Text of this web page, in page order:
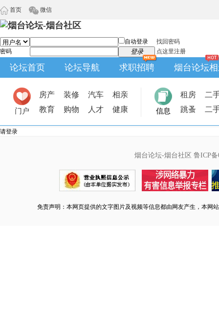
首页 微信
自动登录
找回密码
密码
登录 点这里注册
论坛首页 论坛导航 求职招聘 烟台论坛
门户
房产 装修 汽车
相亲
教育
购物 人才 健康 信息
租房
二
跳蚤
二
请登录
烟台论坛-烟台社区 鲁ICP备
免责声明：本网页提供的文字图片及视频等信息都由网友产生，本网